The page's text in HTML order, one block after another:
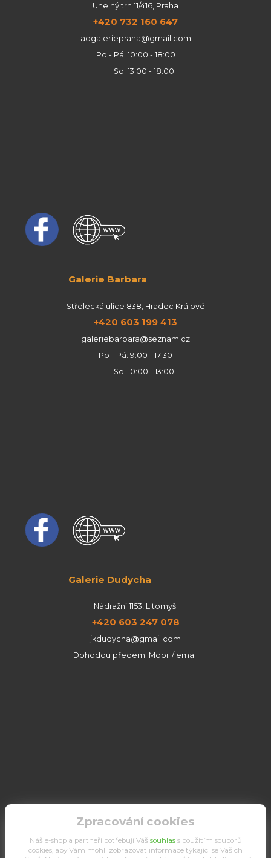
Uhelný trh 11/416, Praha
+420 732 160 647
adgaleriepraha@gmail.com
Po - Pá: 10:00 - 18:00
So: 13:00 - 18:00
Galerie Barbara
Střelecká ulice 838, Hradec Králové
+420 603 199 413
galeriebarbara@seznam.cz
Po - Pá: 9:00 - 17:30
So: 10:00 - 13:00
Galerie Dudycha
Nádražní 1153, Litomyšl
+420 603 247 078
jkdudycha@gmail.com
Dohodou předem: Mobil / email
Zpracování cookies
Náš e-shop a partneři potřebují Váš souhlass použitím souborů
cookies, aby Vám mohli zobrazovat informace týkající se Vašich